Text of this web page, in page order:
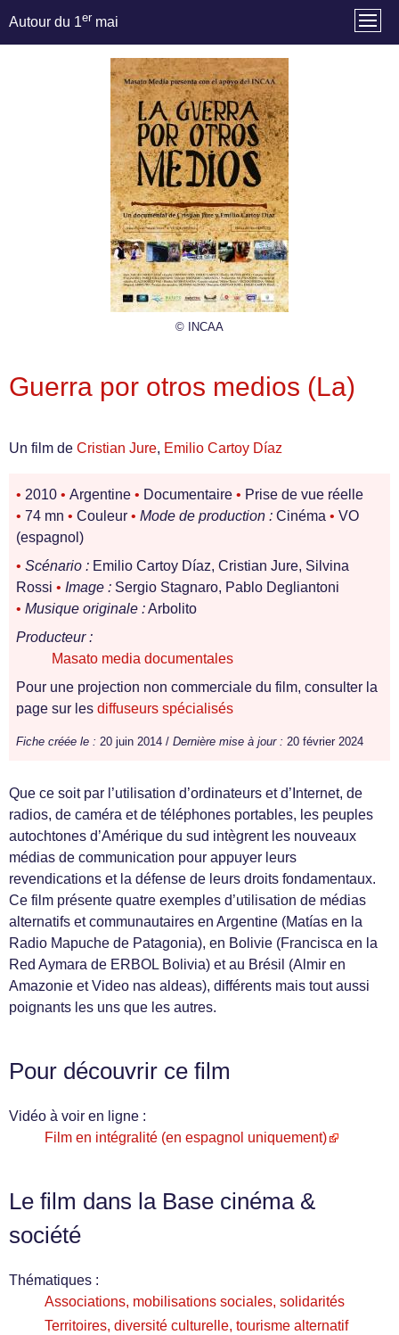
Autour du 1er mai
© INCAA
Guerra por otros medios (La)
Un film de Cristian Jure, Emilio Cartoy Díaz
• 2010 • Argentine • Documentaire • Prise de vue réelle
• 74 mn • Couleur • Mode de production : Cinéma • VO
(espagnol)
• Scénario : Emilio Cartoy Díaz, Cristian Jure, Silvina
Rossi • Image : Sergio Stagnaro, Pablo Degliantoni
• Musique originale :Arbolito
Producteur :
Masato media documentales
Pour une projection non commerciale du film, consulter la
page sur les diffuseurs spécialisés
Fiche créée le : 20 juin 2014 / Dernière mise à jour : 20 février 2024
Que ce soit par l’utilisation d’ordinateurs et d’Internet, de
radios, de caméra et de téléphones portables, les peuples
autochtones d’Amérique du sud intègrent les nouveaux
médias de communication pour appuyer leurs
revendications et la défense de leurs droits fondamentaux.
Ce film présente quatre exemples d’utilisation de médias
alternatifs et communautaires en Argentine (Matías en la
Radio Mapuche de Patagonia), en Bolivie (Francisca en la
Red Aymara de ERBOL Bolivia) et au Brésil (Almir en
Amazonie et Video nas aldeas), différents mais tout aussi
poignants les uns que les autres.
Pour découvrir ce film
Vidéo à voir en ligne :
Film en intégralité (en espagnol uniquement)
Le film dans la Base cinéma &
société
Thématiques :
Associations, mobilisations sociales, solidarités
Territoires, diversité culturelle, tourisme alternatif